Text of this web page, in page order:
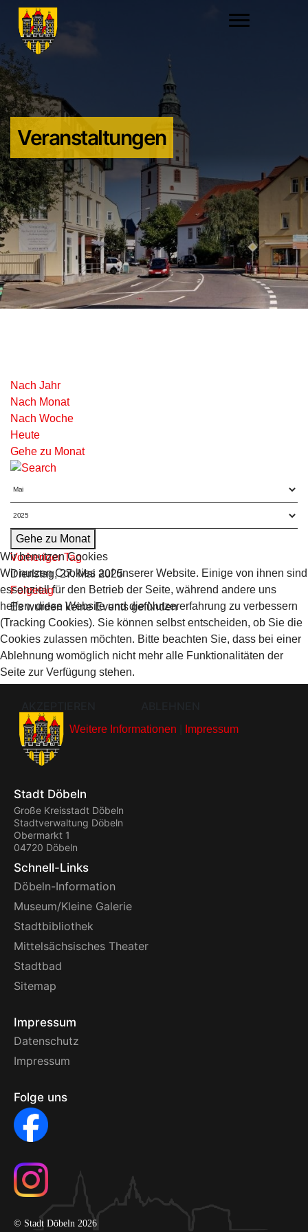
Veranstaltungen
Nach Jahr
Nach Monat
Nach Woche
Heute
Gehe zu Monat
Gehe zu Monat
Vorheriger Tag
Dienstag, 27. Mai 2025
Folgetag
Es wurden keine Events gefunden
Stadt Döbeln
Große Kreisstadt Döbeln
Stadtverwaltung Döbeln
Obermarkt 1
04720 Döbeln
Schnell-Links
Döbeln-Information
Museum/Kleine Galerie
Stadtbibliothek
Mittelsächsisches Theater
Stadtbad
Sitemap
Impressum
Datenschutz
Impressum
Folge uns
© Stadt Döbeln 2026
Wir benutzen Cookies
Wir nutzen Cookies auf unserer Website. Einige von ihnen sind
essenziell für den Betrieb der Seite, während andere uns
helfen, diese Website und die Nutzererfahrung zu verbessern
(Tracking Cookies). Sie können selbst entscheiden, ob Sie die
Cookies zulassen möchten. Bitte beachten Sie, dass bei einer
Ablehnung womöglich nicht mehr alle Funktionalitäten der
Seite zur Verfügung stehen.
Weitere Informationen Impressum